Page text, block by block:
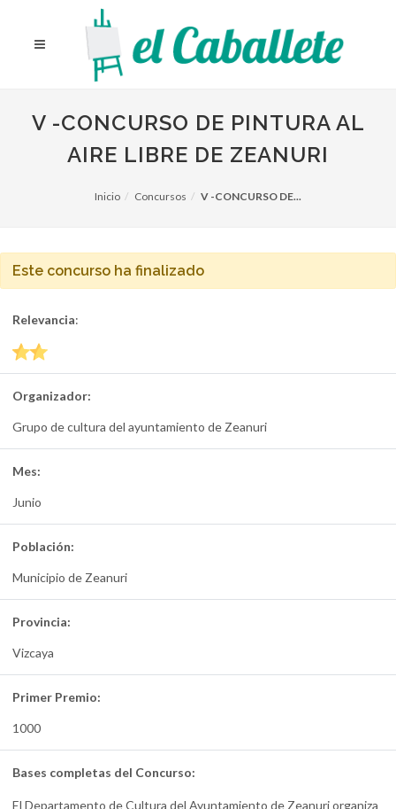
V -CONCURSO DE PINTURA AL
AIRE LIBRE DE ZEANURI
Inicio Concursos V -CONCURSO DE...
Este concurso ha finalizado
Relevancia:
Organizador:
Grupo de cultura del ayuntamiento de Zeanuri
Mes:
Junio
Población:
Municipio de Zeanuri
Provincia:
Vizcaya
Primer Premio:
1000
Bases completas del Concurso:
El Departamento de Cultura del Ayuntamiento de Zeanuri organiza